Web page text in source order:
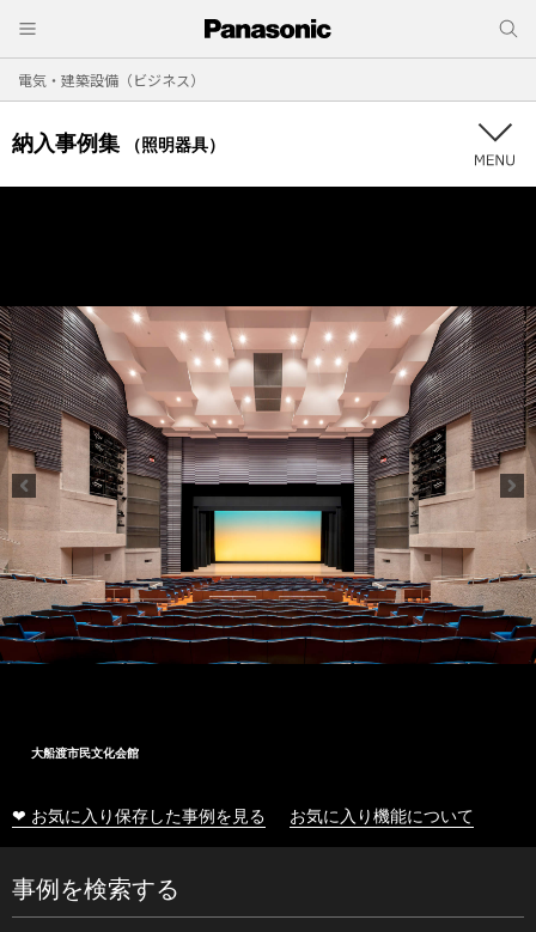
電気・建築設備（ビジネス）
納入事例集 （照明器具）
大船渡市民文化会館
❤ お気に入り保存した事例を見る お気に入り機能について
事例を検索する